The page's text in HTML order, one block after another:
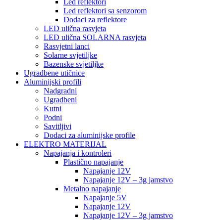
Led reflektori
Led reflektori sa senzorom
Dodaci za reflektore
LED ulična rasvjeta
LED ulična SOLARNA rasvjeta
Rasvjetni lanci
Solarne svjetiljke
Bazenske svjetiljke
Ugradbene utičnice
Aluminijski profili
Nadgradni
Ugradbeni
Kutni
Podni
Savitljivi
Dodaci za aluminijske profile
ELEKTRO MATERIJAL
Napajanja i kontroleri
Plastično napajanje
Napajanje 12V
Napajanje 12V – 3g jamstvo
Metalno napajanje
Napajanje 5V
Napajanje 12V
Napajanje 12V – 3g jamstvo